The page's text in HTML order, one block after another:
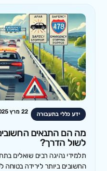
ידע כללי בתעבורה 22 מרץ 2025
מה הם התנאים
לשול הדרך?
תלמידי נהיגה רבים שואלים
החשובים ביותר לירידה